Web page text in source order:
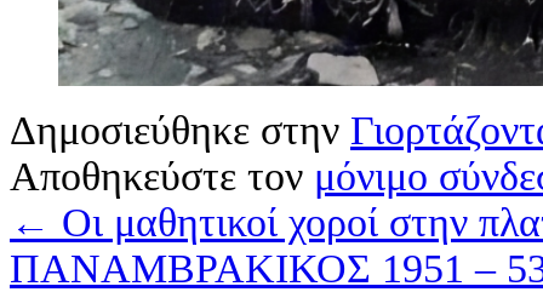
Δημοσιεύθηκε στην
Αποθηκεύστε τον μόνιμο
← Οι μαθητικοί χοροί στην
ΠΑΝΑΜΒΡΑΚΙΚΟΣ 1951 –